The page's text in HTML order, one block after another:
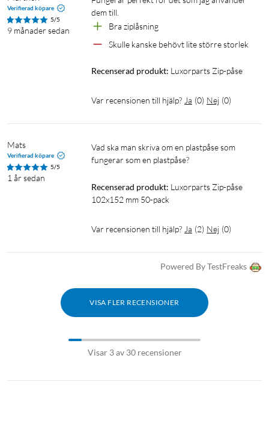
Verifierad köpare
5/5
9 månader sedan
dem till.
Bra ziplåsning
Skulle kanske behövt lite större storlek
Recenserad produkt: Luxorparts Zip-påse
Var recensionen till hjälp? Ja (0) Nej (0)
Mats
Verifierad köpare
5/5
1 år sedan
Vad ska man skriva om en plastpåse som
fungerar som en plastpåse?
Recenserad produkt: Luxorparts Zip-påse
102x152 mm 50-pack
Var recensionen till hjälp? Ja (2) Nej (0)
Powered By TestFreaks
VISA FLER RECENSIONER
Visar 3 av 30 recensioner